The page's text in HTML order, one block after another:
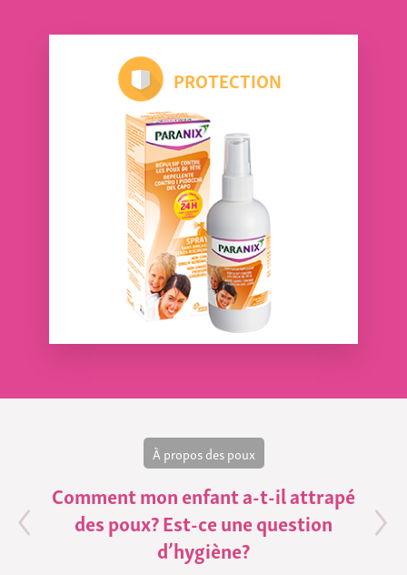
PROTECTION
À propos des poux
Comment mon enfant a-t-il attrapé
des poux? Est-ce une question
d’hygiène?